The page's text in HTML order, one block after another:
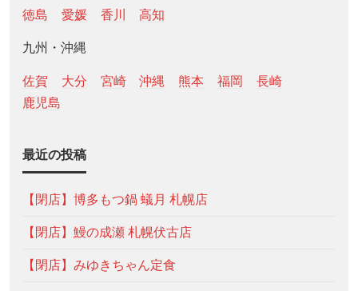
徳島 愛媛 香川 高知
九州・沖縄
佐賀 大分 宮崎 沖縄 熊本 福岡
長崎
鹿児島
最近の投稿
【閉店】博多もつ鍋 蟻月 札幌店
【閉店】鰻の成瀬 札幌伏古店
【閉店】みゆきちゃん定食